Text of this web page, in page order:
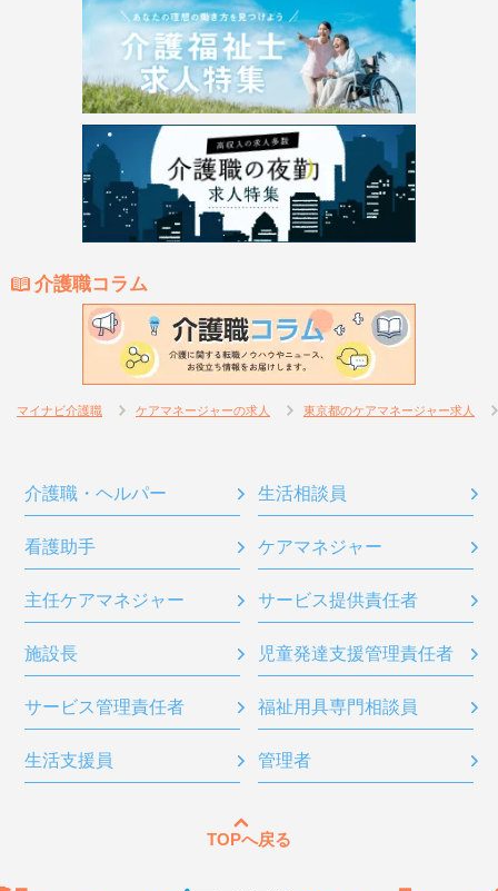
介護職コラム
マイナビ介護職 ケアマネージャーの求人 東京都のケアマネージャー求人
介護職・ヘルパー 生活相談員
看護助手 ケアマネジャー
主任ケアマネジャー サービス提供責任者
施設長 児童発達支援管理責任者
サービス管理責任者 福祉用具専門相談員
生活支援員 管理者
TOPへ戻る